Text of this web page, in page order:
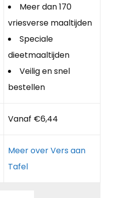
Meer dan 170
vriesverse maaltijden
Speciale
dieetmaaltijden
Veilig en snel
bestellen
Vanaf €6,44
Meer over Vers aan
Tafel